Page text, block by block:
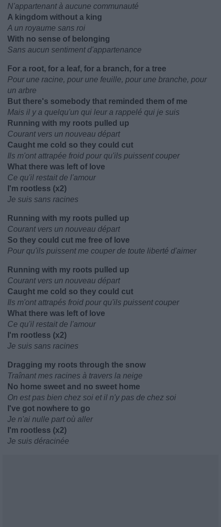
N'appartenant à aucune communauté
A kingdom without a king
A un royaume sans roi
With no sense of belonging
Sans aucun sentiment d'appartenance
For a root, for a leaf, for a branch, for a tree
Pour une racine, pour une feuille, pour une branche, pour
un arbre
But there's somebody that reminded them of me
Mais il y a quelqu'un qui leur a rappelé qui je suis
Running with my roots pulled up
Courant vers un nouveau départ
Caught me cold so they could cut
Ils m'ont attrapée froid pour qu'ils puissent couper
What there was left of love
Ce qu'il restait de l'amour
I'm rootless (x2)
Je suis sans racines
Running with my roots pulled up
Courant vers un nouveau départ
So they could cut me free of love
Pour qu'ils puissent me couper de toute liberté d'aimer
Running with my roots pulled up
Courant vers un nouveau départ
Caught me cold so they could cut
Ils m'ont attrapés froid pour qu'ils puissent couper
What there was left of love
Ce qu'il restait de l'amour
I'm rootless (x2)
Je suis sans racines
Dragging my roots through the snow
Traînant mes racines à travers la neige
No home sweet and no sweet home
On est pas bien chez soi et il n'y pas de chez soi
I've got nowhere to go
Je n'ai nulle part où aller
I'm rootless (x2)
Je suis déracinée